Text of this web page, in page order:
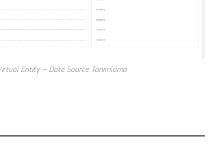
Entity – Data Source Tanımlama